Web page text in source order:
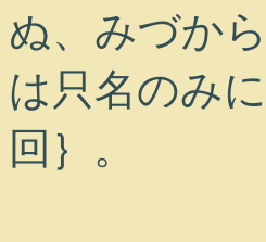
ぬ、みづか
は只名のみ
回｝。